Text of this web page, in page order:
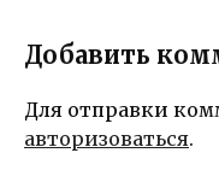
Добавить
Для отправки
авторизоваться.